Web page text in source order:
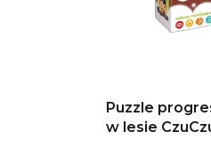
Puzzle
w lesie